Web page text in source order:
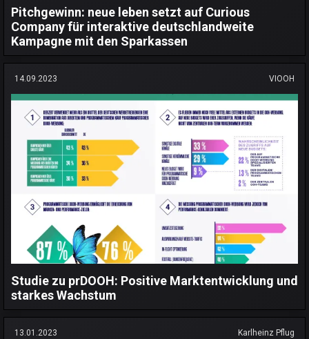
Pitchgewinn: neue leben setzt auf Curious
Company für interaktive deutschlandweite
Kampagne mit den Sparkassen
14.09.2023 VIOOH
Studie zu prDOOH: Positive Marktentwicklung und
starkes Wachstum
13.01.2023 Karlheinz Pflug